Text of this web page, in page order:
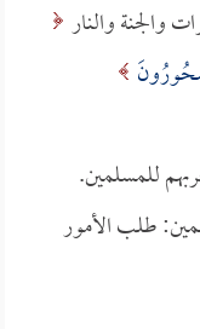
والجنة والنار
للمسلمين.
طلب الأمور